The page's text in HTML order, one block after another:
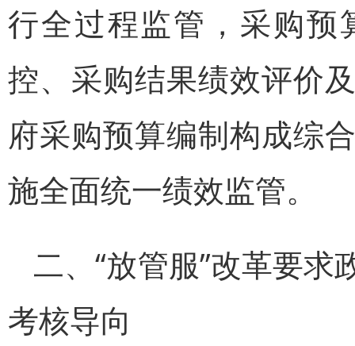
行全过程监管，采购预
控、采购结果绩效评价
府采购预算编制构成综
施全面统一绩效监管。
二、“放管服”改革要
考核导向